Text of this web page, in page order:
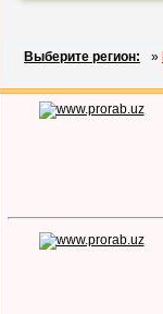
Выберите регион: »